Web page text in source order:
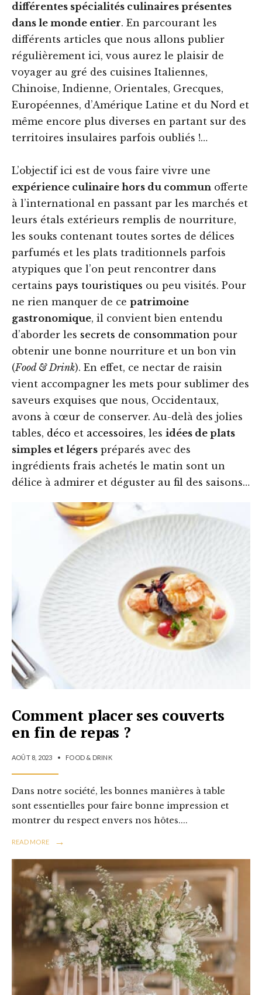
différentes spécialités culinaires présentes
dans le monde entier. En parcourant les
différents articles que nous allons publier
régulièrement ici, vous aurez le plaisir de
voyager au gré des cuisines Italiennes,
Chinoise, Indienne, Orientales, Grecques,
Européennes, d’Amérique Latine et du Nord et
même encore plus diverses en partant sur des
territoires insulaires parfois oubliés !…
L’objectif ici est de vous faire vivre une
expérience culinaire hors du commun offerte
à l’international en passant par les marchés et
leurs étals extérieurs remplis de nourriture,
les souks contenant toutes sortes de délices
parfumés et les plats traditionnels parfois
atypiques que l’on peut rencontrer dans
certains pays touristiques ou peu visités. Pour
ne rien manquer de ce patrimoine
gastronomique, il convient bien entendu
d’aborder les secrets de consommation pour
obtenir une bonne nourriture et un bon vin
(Food & Drink). En effet, ce nectar de raisin
vient accompagner les mets pour sublimer des
saveurs exquises que nous, Occidentaux,
avons à cœur de conserver. Au-delà des jolies
tables, déco et accessoires, les idées de plats
simples et légers préparés avec des
ingrédients frais achetés le matin sont un
délice à admirer et déguster au fil des saisons…
Comment placer ses couverts
en fin de repas ?
AOÛT 8, 2023 • FOOD & DRINK
Dans notre société, les bonnes manières à table
sont essentielles pour faire bonne impression et
montrer du respect envers nos hôtes....
READ MORE →